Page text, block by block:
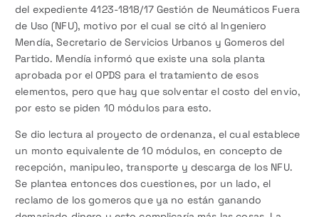
del expediente 4123-1818/17 Gestión de Neumáticos Fuera
de Uso (NFU), motivo por el cual se citó al Ingeniero
Mendía, Secretario de Servicios Urbanos y Gomeros del
Partido. Mendía informó que existe una sola planta
aprobada por el OPDS para el tratamiento de esos
elementos, pero que hay que solventar el costo del envio,
por esto se piden 10 módulos para esto.
Se dio lectura al proyecto de ordenanza, el cual establece
un monto equivalente de 10 módulos, en concepto de
recepción, manipuleo, transporte y descarga de los NFU.
Se plantea entonces dos cuestiones, por un lado, el
reclamo de los gomeros que ya no están ganando